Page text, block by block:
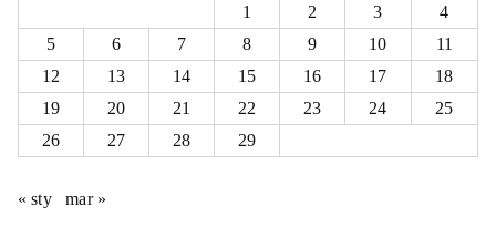
1
2 3
4
5
6 7 8 9 10
11
12
13 14 15 16 17
18
19
20 21 22 23 24
25
26
27 28 29
« sty mar »